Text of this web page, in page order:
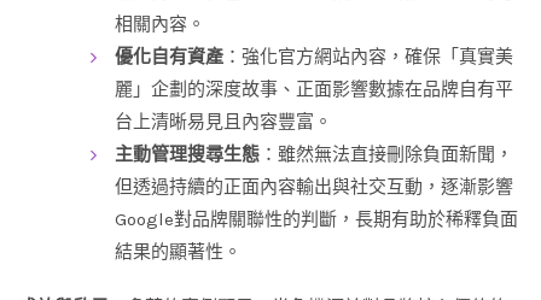
相關內容。
優化自有資產 ：強化官方網站內容，確保「真實美
麗」企劃的深度故事、正面影響數據在品牌自有平
台上清晰易見且內容豐富。
主動管理搜尋生態 ：雖然無法直接刪除負面新聞，
但透過持續的正面內容輸出與社交互動，逐漸影響
Google對品牌關聯性的判斷，長期有助於稀釋負面
結果的顯著性。